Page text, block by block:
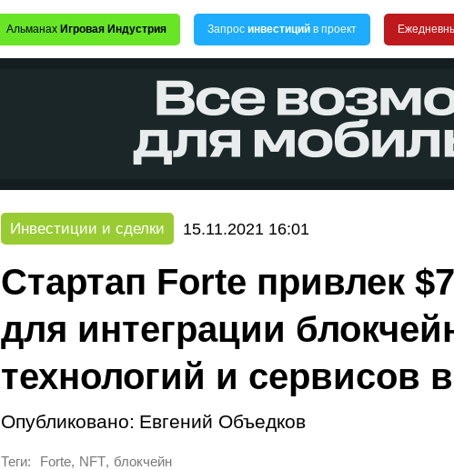
Альманах Игровая Индустрия Запрос инвестиций в проект
Инвестиции и сделки 15.11.2021 16:01
Стартап Forte привлек
для интеграции
технологий и сервисов
Опубликовано: Евгений Объедков
Теги: Forte, NFT, блокчейн